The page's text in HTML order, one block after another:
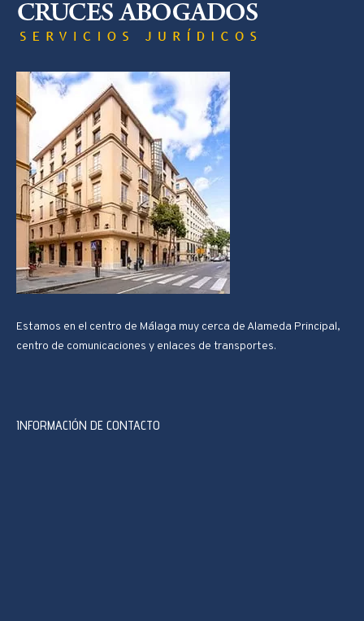
Estamos en el centro de Málaga muy cerca de Alameda Principal,
centro de comunicaciones y enlaces de transportes.
INFORMACIÓN DE CONTACTO